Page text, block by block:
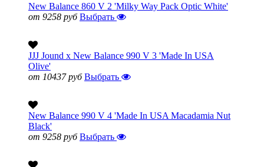
New Balance 860 V 2 'Milky Way Pack Optic White'
от 9258 руб Выбрать
JJJ Jound x New Balance 990 V 3 'Made In USA
Olive'
от 10437 руб Выбрать
New Balance 990 V 4 'Made In USA Macadamia Nut
Black'
от 9258 руб Выбрать